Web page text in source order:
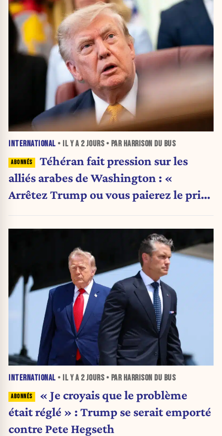
INTERNATIONAL • IL Y A 2 JOURS• PAR HARRISON DU BUS
Téhéran fait pression sur les
alliés arabes de Washington : «
Arrêtez Trump ou vous paierez le prix
INTERNATIONAL • IL Y A 2 JOURS• PAR HARRISON DU BUS
« Je croyais que le problème
était réglé » : Trump se serait emporté
contre Pete Hegseth